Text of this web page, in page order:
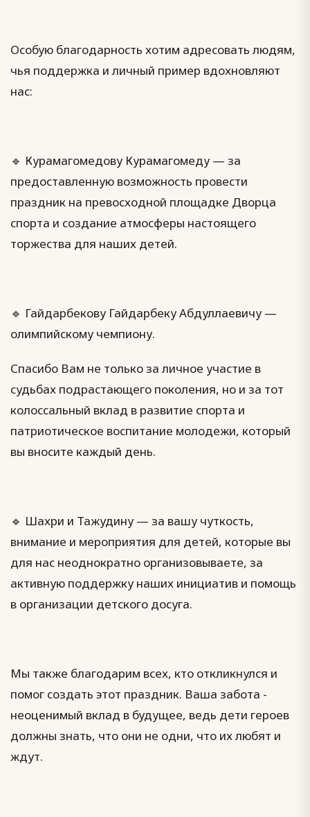
Особую благодарность хотим адресовать людям,
чья поддержка и личный пример вдохновляют
нас:
🔹 Курамагомедову Курамагомеду — за
предоставленную возможность провести
праздник на превосходной площадке Дворца
спорта и создание атмосферы настоящего
торжества для наших детей.
🔹 Гайдарбекову Гайдарбеку Абдуллаевичу —
олимпийскому чемпиону.
Спасибо Вам не только за личное участие в
судьбах подрастающего поколения, но и за тот
колоссальный вклад в развитие спорта и
патриотическое воспитание молодежи, который
вы вносите каждый день.
🔹 Шахри и Тажудину — за вашу чуткость,
внимание и мероприятия для детей, которые вы
для нас неоднократно организовываете, за
активную поддержку наших инициатив и помощь
в организации детского досуга.
Мы также благодарим всех, кто откликнулся и
помог создать этот праздник. Ваша забота -
неоценимый вклад в будущее, ведь дети героев
должны знать, что они не одни, что их любят и
ждут.